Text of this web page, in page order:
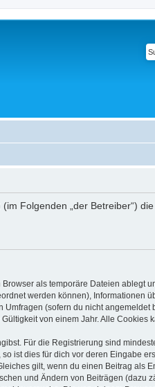
Folgenden „der Betreiber“)
als temporäre Dateien ablegt
werden können), Informationen
(sofern du nicht angemeldet
von einem Jahr. Alle Cookies
Für die Registrierung sind
ist dies für dich vor deren Eingabe
gilt, wenn du einen Beitrag als
und Ändern von Beiträgen (dazu